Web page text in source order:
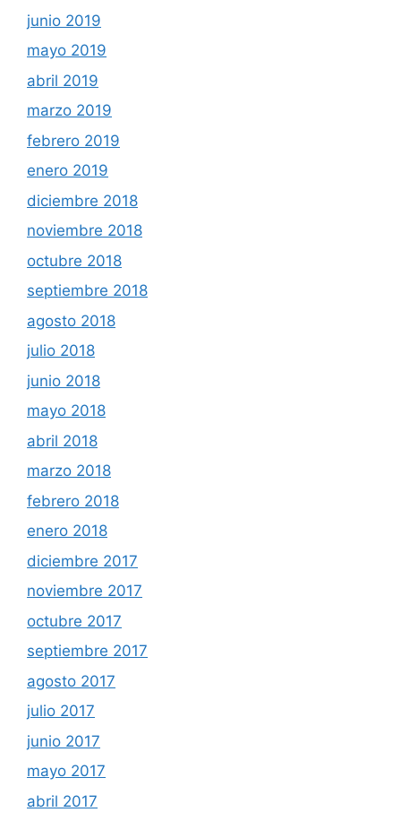
junio 2019
mayo 2019
abril 2019
marzo 2019
febrero 2019
enero 2019
diciembre 2018
noviembre 2018
octubre 2018
septiembre 2018
agosto 2018
julio 2018
junio 2018
mayo 2018
abril 2018
marzo 2018
febrero 2018
enero 2018
diciembre 2017
noviembre 2017
octubre 2017
septiembre 2017
agosto 2017
julio 2017
junio 2017
mayo 2017
abril 2017